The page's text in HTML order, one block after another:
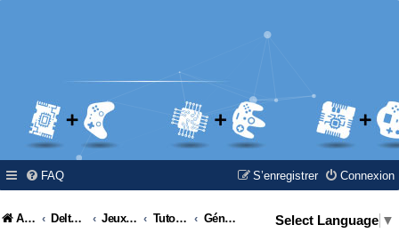
FAQ Connexion
S’enregistrer
Accueil Delta Island Jeux Video Tutoriel / Modding / Hack & Info Général (Divers) Select Language ▼